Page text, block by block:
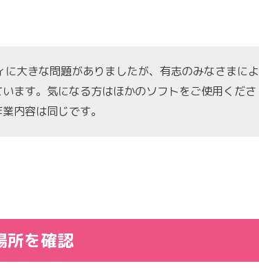
大きな問題がありましたが、有志のみなさまによ
ます。気になる方はほかのソフトをご使用くださ
内容は同じです。
所を確認